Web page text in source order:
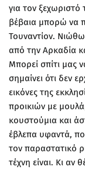
για τον
βέβαια μπορώ να
Τουναντίον.
από την Αρκαδία
Μπορεί σπίτι μας
σημαίνει ότι δεν
εικόνες της
προικιών με
κουστούμια και
έβλεπα υφαντά,
τον παραστατικό
τέχνη είναι. Κι